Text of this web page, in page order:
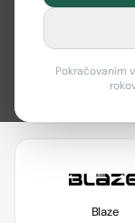
Pokračovaním
Blaze